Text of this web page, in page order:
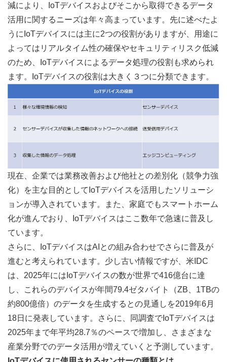
減により、IoTデバイスおよびそこから取得できるデータ
活用に関するニーズは年々高まっています。先に述べたよ
うにIoTデバイスには主に2つの役割がありますが、用途に
よってはリアルタイム性の確保やセキュリティリスク低減
のため、IoTデバイスによるデータ処理の役割も求められ
ます。IoTデバイスの役割は大きく３つに分類できます。
現在、企業では業務改善および他社との差別化（競争力強
化）を主な目的としてIoTデバイスを活用したソリューシ
ョンが導入されています。また、家庭でもスマートホーム
化が進んでおり、IoTデバイスはここ数年で急速に普及し
ています。
さらに、IoTデバイスはAIとの組み合わせでさらに普及が
進むと考えられています。少し古い情報ですが、米IDC
は、2025年にはIoTデバイスの数が世界で416億台に達
し、これらのデバイスが年間79.4ゼタバイト（ZB、1TBの
約800億倍）のデータを生成するとの見通しを2019年6月
18日に発表しています。さらに、同調査でIoTデバイスは
2025年まで年平均28.7％のペースで増加し、さまざまな
産業分野でのデータ活用が増えていくと予測しています。